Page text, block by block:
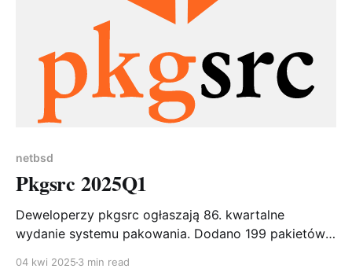
netbsd
Pkgsrc 2025Q1
Deweloperzy pkgsrc ogłaszają 86. kwartalne
wydanie systemu pakowania. Dodano 199 pakietów,
04 kwi 2025 3 min read